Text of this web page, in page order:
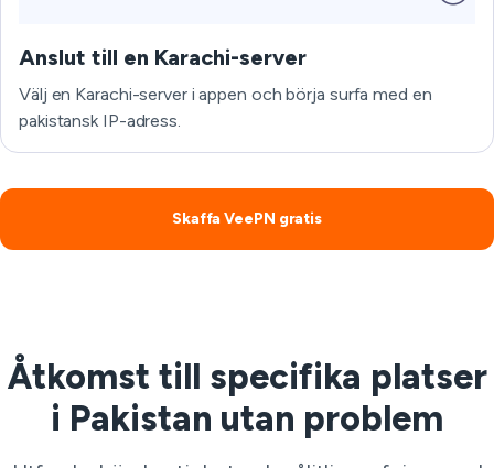
Anslut till en Karachi-server
Välj en Karachi-server i appen och börja surfa med en
pakistansk IP-adress.
Skaffa VeePN gratis
Åtkomst till specifika platser
i Pakistan utan problem